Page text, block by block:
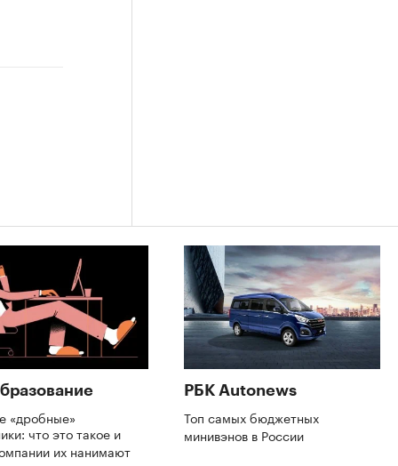
«дробные»
что это такое и
их нанимают
РБК Autonews
Топ самых бюджетных
минивэнов в России